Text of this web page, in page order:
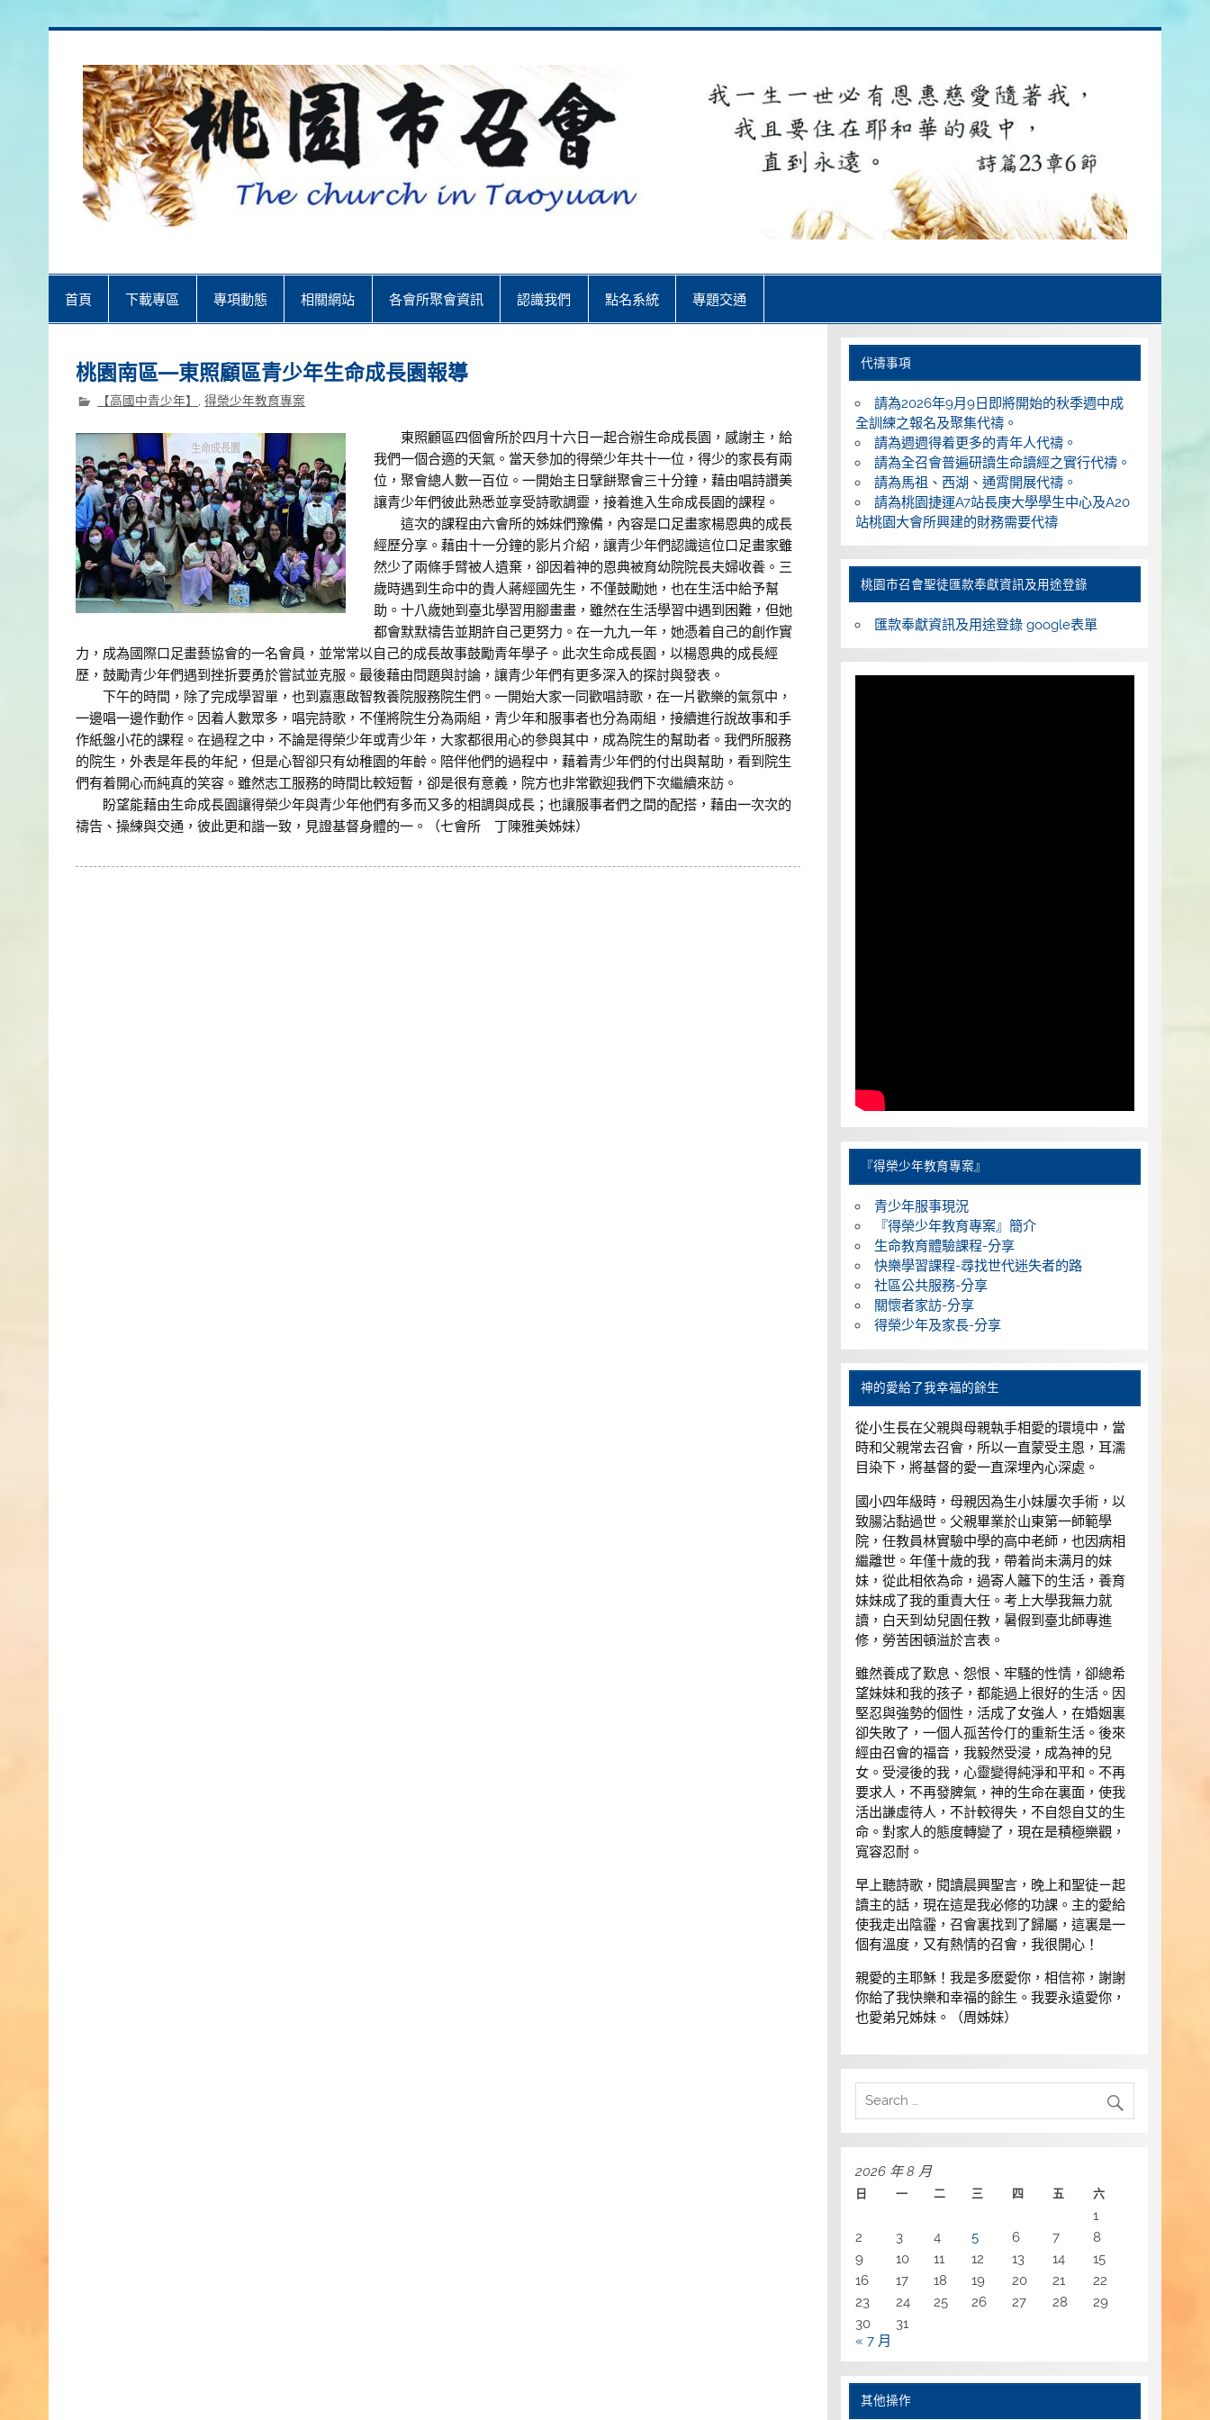
首頁 下載專區 專項動態 相關網站 各會所聚會資訊 認識我們 點名系統 專題交通
桃園南區—東照顧區青少年生命成長園報導
【高國中青少年】 ,得榮少年教育專案
東照顧區四個會所於四月十六日一起合辦生命成長園，感謝主，給
我們一個合適的天氣。當天參加的得榮少年共十一位，得少的家長有兩
位，聚會總人數一百位。一開始主日擘餅聚會三十分鐘，藉由唱詩讚美
讓青少年們彼此熟悉並享受詩歌調靈，接着進入生命成長園的課程。
這次的課程由六會所的姊妹們豫備，內容是口足畫家楊恩典的成長
經歷分享。藉由十一分鐘的影片介紹，讓青少年們認識這位口足畫家雖
然少了兩條手臂被人遺棄，卻因着神的恩典被育幼院院長夫婦收養。三
歲時遇到生命中的貴人蔣經國先生，不僅鼓勵她，也在生活中給予幫
助。十八歲她到臺北學習用腳畫畫，雖然在生活學習中遇到困難，但她
都會默默禱告並期許自己更努力。在一九九一年，她憑着自己的創作實
力，成為國際口足畫藝協會的一名會員，並常常以自己的成長故事鼓勵青年學子。此次生命成長園，以楊恩典的成長經
歷，鼓勵青少年們遇到挫折要勇於嘗試並克服。最後藉由問題與討論，讓青少年們有更多深入的探討與發表。
下午的時間，除了完成學習單，也到嘉惠啟智教養院服務院生們。一開始大家一同歡唱詩歌，在一片歡樂的氣氛中，
一邊唱一邊作動作。因着人數眾多，唱完詩歌，不僅將院生分為兩組，青少年和服事者也分為兩組，接續進行說故事和手
作紙盤小花的課程。在過程之中，不論是得榮少年或青少年，大家都很用心的參與其中，成為院生的幫助者。我們所服務
的院生，外表是年長的年紀，但是心智卻只有幼稚園的年齡。陪伴他們的過程中，藉着青少年們的付出與幫助，看到院生
們有着開心而純真的笑容。雖然志工服務的時間比較短暫，卻是很有意義，院方也非常歡迎我們下次繼續來訪。
盼望能藉由生命成長園讓得榮少年與青少年他們有多而又多的相調與成長；也讓服事者們之間的配搭，藉由一次次的
禱告、操練與交通，彼此更和諧一致，見證基督身體的一。（七會所 丁陳雅美姊妹）
代禱事項
請為2026年9月9日即將開始的秋季週中成
全訓練之報名及聚集代禱。
請為週週得着更多的青年人代禱。
請為全召會普遍研讀生命讀經之實行代禱。
請為馬祖、西湖、通霄開展代禱。
請為桃園捷運A7站長庚大學學生中心及A20
站桃園大會所興建的財務需要代禱
桃園巿召會聖徒匯款奉獻資訊及用途登錄
匯款奉獻資訊及用途登錄 google表單
『得榮少年教育專案』
青少年服事現況
『得榮少年教育專案』簡介
生命教育體驗課程-分享
快樂學習課程-尋找世代迷失者的路
社區公共服務-分享
關懷者家訪-分享
得榮少年及家長-分享
神的愛給了我幸福的餘生
從小生長在父親與母親執手相愛的環境中，當
時和父親常去召會，所以一直蒙受主恩，耳濡
目染下，將基督的愛一直深埋內心深處。
國小四年級時，母親因為生小妹屢次手術，以
致腸沾黏過世。父親畢業於山東第一師範學
院，任教員林實驗中學的高中老師，也因病相
繼離世。年僅十歲的我，帶着尚未满月的妹
妹，從此相依為命，過寄人籬下的生活，養育
妹妹成了我的重責大任。考上大學我無力就
讀，白天到幼兒園任教，暑假到臺北師專進
修，勞苦困頓溢於言表。
雖然養成了歎息、怨恨、牢騷的性情，卻總希
望妹妹和我的孩子，都能過上很好的生活。因
堅忍與強勢的個性，活成了女強人，在婚姻裏
卻失敗了，一個人孤苦伶仃的重新生活。後來
經由召會的福音，我毅然受浸，成為神的兒
女。受浸後的我，心靈變得純淨和平和。不再
要求人，不再發脾氣，神的生命在裏面，使我
活出謙虛待人，不計較得失，不自怨自艾的生
命。對家人的態度轉變了，現在是積極樂觀，
寬容忍耐。
早上聽詩歌，閱讀晨興聖言，晚上和聖徒ㄧ起
讀主的話，現在這是我必修的功課。主的愛給
使我走出陰霾，召會裏找到了歸屬，這裏是一
個有溫度，又有熱情的召會，我很開心！
親愛的主耶穌！我是多麽愛你，相信祢，謝謝
你給了我快樂和幸福的餘生。我要永遠愛你，
也愛弟兄姊妹。（周姊妹）
2026 年 8 月
日 一 二 三 四 五 六
1
2
3 4 5 6 7
8
9
10 11 12 13 14
15
16
17 18 19 20 21
22
23
24 25 26 27 28
29
30
31
« 7 月
其他操作